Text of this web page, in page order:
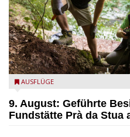
die archäologische Fundstätte
AUSFLÜGE
9. August: Geführte
Fundstätte Prà da Stua